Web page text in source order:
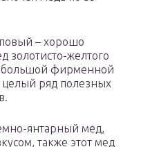
– хорошо
золотисто-желтого
фирменной
целый ряд полезных
янтарный мед,
также этот мед